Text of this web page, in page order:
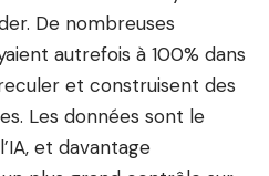
De nombreuses
autrefois à 100% dans
et construisent des
Les données sont le
et davantage